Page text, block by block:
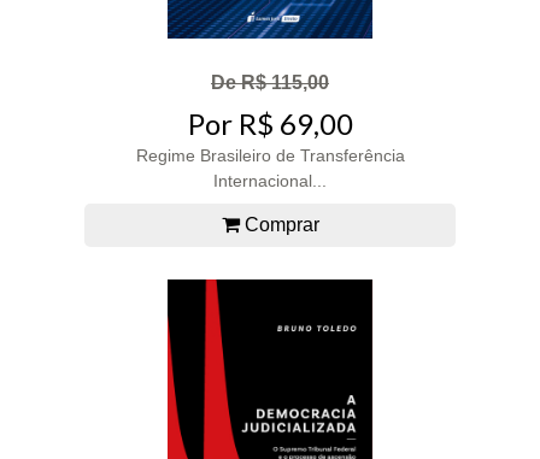
De R$ 115,00
Por R$ 69,00
Regime Brasileiro de Transferência
Internacional...
Comprar